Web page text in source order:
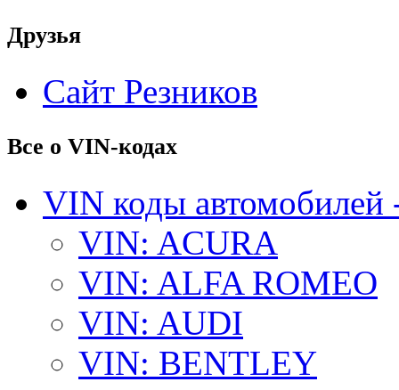
Друзья
Сайт Резников
Все о VIN-кодах
VIN коды автомобилей
VIN: ACURA
VIN: ALFA ROMEO
VIN: AUDI
VIN: BENTLEY